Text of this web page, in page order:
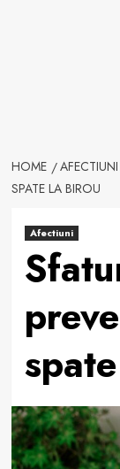
HOME AFECTIUNI
SPATE LA BIROU
Afectiuni